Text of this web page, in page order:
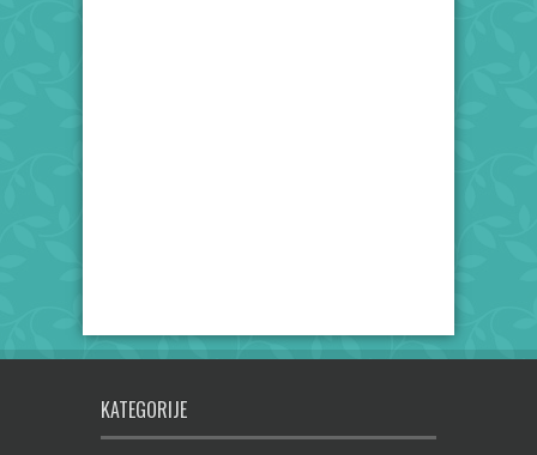
KATEGORIJE